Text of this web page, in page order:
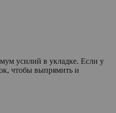
усилий в укладке. Если у
чтобы выпрямить и